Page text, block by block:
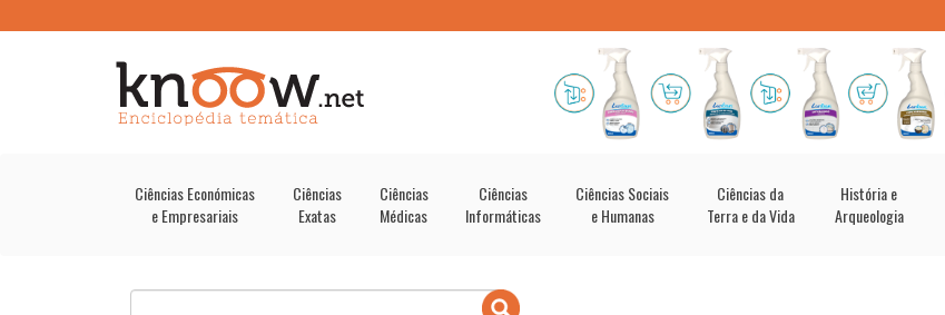
Ciências Económicas
e Empresariais
Ciências
Exatas
Ciências
Médicas
Ciências
Informáticas
Ciências Sociais
e Humanas
Ciências da
Terra e da Vida
História e
Arqueologia